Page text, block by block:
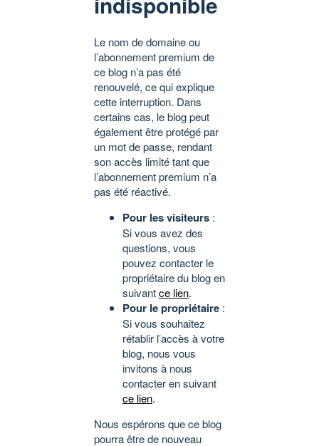
Le nom de domaine ou
l’abonnement premium de
ce blog n’a pas été
renouvelé, ce qui explique
cette interruption. Dans
certains cas, le blog peut
également être protégé par
un mot de passe, rendant
son accès limité tant que
l’abonnement premium n’a
pas été réactivé.
Pour les visiteurs :
Si vous avez des
questions, vous
pouvez contacter le
propriétaire du blog en
suivantce lien.
Pour le propriétaire :
Si vous souhaitez
rétablir l’accès à votre
blog, nous vous
invitons à nous
contacter en suivant
ce lien.
Nous espérons que ce blog
pourra être de nouveau